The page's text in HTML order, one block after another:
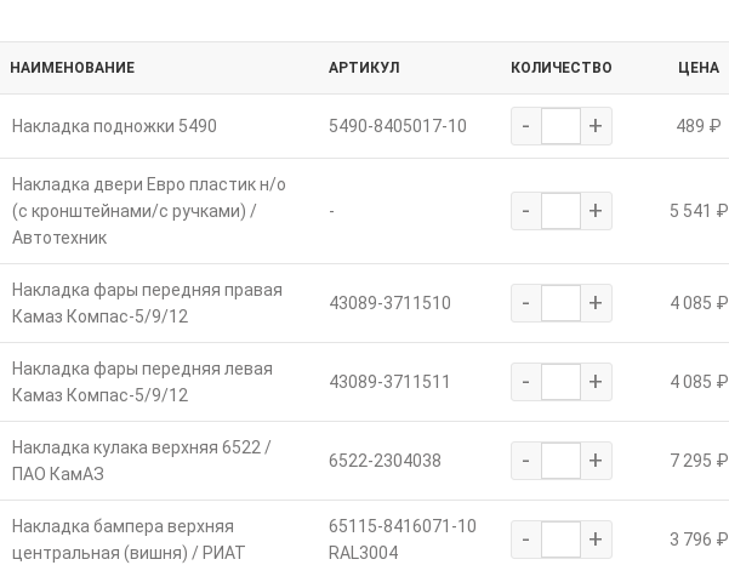
НАИМЕНОВАНИЕ АРТИКУЛ КОЛИЧЕСТВО ЦЕНА
Накладка подножки 5490 5490-8405017-10 - + 489 ₽
Накладка двери Евро пластик н/о
(с кронштейнами/с ручками) /
Автотехник
- - + 5 541 ₽
Накладка фары передняя правая
Камаз Компас-5/9/12
43089-3711510 - + 4 085 ₽
Накладка фары передняя левая
Камаз Компас-5/9/12
43089-3711511 - + 4 085 ₽
Накладка кулака верхняя 6522 /
ПАО КамАЗ
6522-2304038 - + 7 295 ₽
Накладка бампера верхняя
центральная (вишня) / РИАТ
65115-8416071-10
RAL3004
- + 3 796 ₽